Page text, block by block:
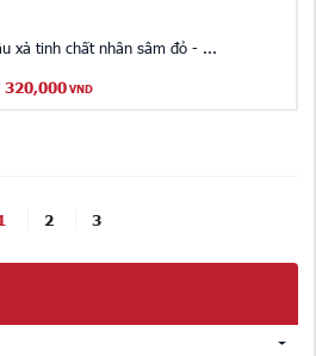
xả tinh chất nhân sâm đỏ - ...
320,000 VND
2 3